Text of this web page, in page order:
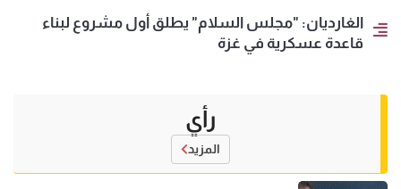
الغارديان: "مجلس السلام" يطلق أول مشروع لبناء
قاعدة عسكرية في غزة
رأي
المزيد